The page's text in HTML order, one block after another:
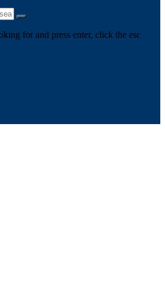
for and press enter, click the esc